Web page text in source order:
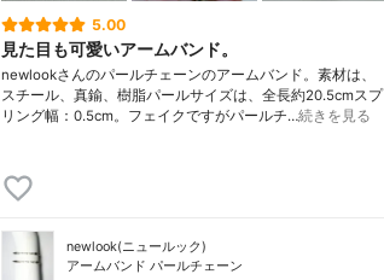
5.00
見た目も可愛いアームバンド。
newlookさんのパールチェーンのアームバンド。素材は、
スチール、真鍮、樹脂パールサイズは、全長約20.5cmスプ
リング幅：0.5cm。フェイクですがパールチ…続きを見る
newlook(ニュールック)
アームバンド パールチェーン